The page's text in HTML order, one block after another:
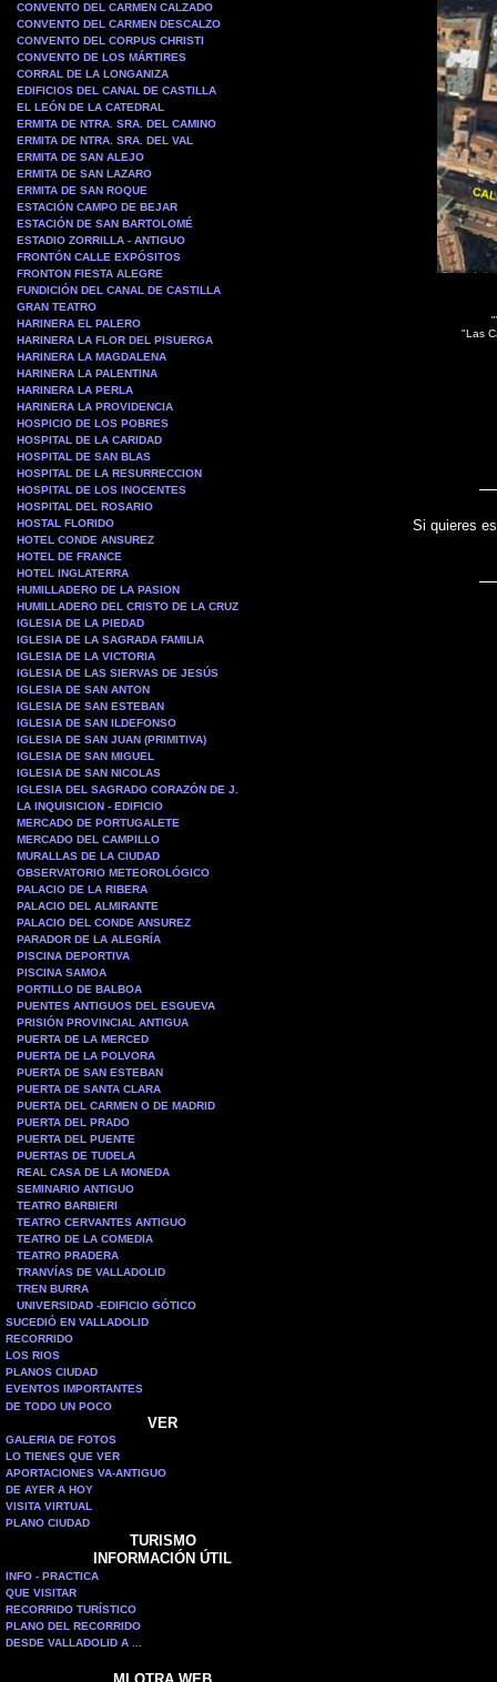
CONVENTO DEL CARMEN CALZADO
CONVENTO DEL CARMEN DESCALZO
CONVENTO DEL CORPUS CHRISTI
CONVENTO DE LOS MÁRTIRES
CORRAL DE LA LONGANIZA
EDIFICIOS DEL CANAL DE CASTILLA
EL LEÓN DE LA CATEDRAL
ERMITA DE NTRA. SRA. DEL CAMINO
ERMITA DE NTRA. SRA. DEL VAL
ERMITA DE SAN ALEJO
ERMITA DE SAN LAZARO
ERMITA DE SAN ROQUE
ESTACIÓN CAMPO DE BEJAR
ESTACIÓN DE SAN BARTOLOMÉ
ESTADIO ZORRILLA - ANTIGUO
FRONTÓN CALLE EXPÓSITOS
FRONTON FIESTA ALEGRE
FUNDICIÓN DEL CANAL DE CASTILLA
GRAN TEATRO
HARINERA EL PALERO
HARINERA LA FLOR DEL PISUERGA
HARINERA LA MAGDALENA
HARINERA LA PALENTINA
HARINERA LA PERLA
HARINERA LA PROVIDENCIA
HOSPICIO DE LOS POBRES
HOSPITAL DE LA CARIDAD
HOSPITAL DE SAN BLAS
HOSPITAL DE LA RESURRECCION
HOSPITAL DE LOS INOCENTES
HOSPITAL DEL ROSARIO
HOSTAL FLORIDO
HOTEL CONDE ANSUREZ
HOTEL DE FRANCE
HOTEL INGLATERRA
HUMILLADERO DE LA PASION
HUMILLADERO DEL CRISTO DE LA CRUZ
IGLESIA DE LA PIEDAD
IGLESIA DE LA SAGRADA FAMILIA
IGLESIA DE LA VICTORIA
IGLESIA DE LAS SIERVAS DE JESÚS
IGLESIA DE SAN ANTON
IGLESIA DE SAN ESTEBAN
IGLESIA DE SAN ILDEFONSO
IGLESIA DE SAN JUAN (PRIMITIVA)
IGLESIA DE SAN MIGUEL
IGLESIA DE SAN NICOLAS
IGLESIA DEL SAGRADO CORAZÓN DE J.
LA INQUISICION - EDIFICIO
MERCADO DE PORTUGALETE
MERCADO DEL CAMPILLO
MURALLAS DE LA CIUDAD
OBSERVATORIO METEOROLÓGICO
PALACIO DE LA RIBERA
PALACIO DEL ALMIRANTE
PALACIO DEL CONDE ANSUREZ
PARADOR DE LA ALEGRÍA
PISCINA DEPORTIVA
PISCINA SAMOA
PORTILLO DE BALBOA
PUENTES ANTIGUOS DEL ESGUEVA
PRISIÓN PROVINCIAL ANTIGUA
PUERTA DE LA MERCED
PUERTA DE LA POLVORA
PUERTA DE SAN ESTEBAN
PUERTA DE SANTA CLARA
PUERTA DEL CARMEN O DE MADRID
PUERTA DEL PRADO
PUERTA DEL PUENTE
PUERTAS DE TUDELA
REAL CASA DE LA MONEDA
SEMINARIO ANTIGUO
TEATRO BARBIERI
TEATRO CERVANTES ANTIGUO
TEATRO DE LA COMEDIA
TEATRO PRADERA
TRANVÍAS DE VALLADOLID
TREN BURRA
UNIVERSIDAD -EDIFICIO GÓTICO
SUCEDIÓ EN VALLADOLID
RECORRIDO
LOS RIOS
PLANOS CIUDAD
EVENTOS IMPORTANTES
DE TODO UN POCO
VER
GALERIA DE FOTOS
LO TIENES QUE VER
APORTACIONES VA-ANTIGUO
DE AYER A HOY
VISITA VIRTUAL
PLANO CIUDAD
TURISMO
INFORMACIÓN ÚTIL
INFO - PRACTICA
QUE VISITAR
RECORRIDO TURÍSTICO
PLANO DEL RECORRIDO
DESDE VALLADOLID A ...
"Las
Si quieres